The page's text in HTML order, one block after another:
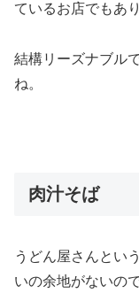
ているお店でもあ
結構リーズナブル
ね。
肉汁そば
うどん屋さんとい
いの余地がないの